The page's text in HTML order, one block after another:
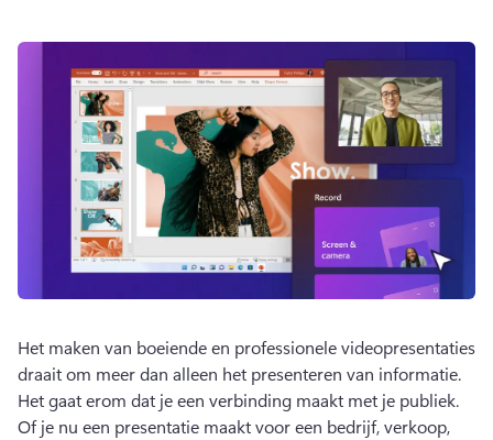
Het maken van boeiende en professionele videopresentaties
draait om meer dan alleen het presenteren van informatie.
Het gaat erom dat je een verbinding maakt met je publiek.
Of je nu een presentatie maakt voor een bedrijf, verkoop,